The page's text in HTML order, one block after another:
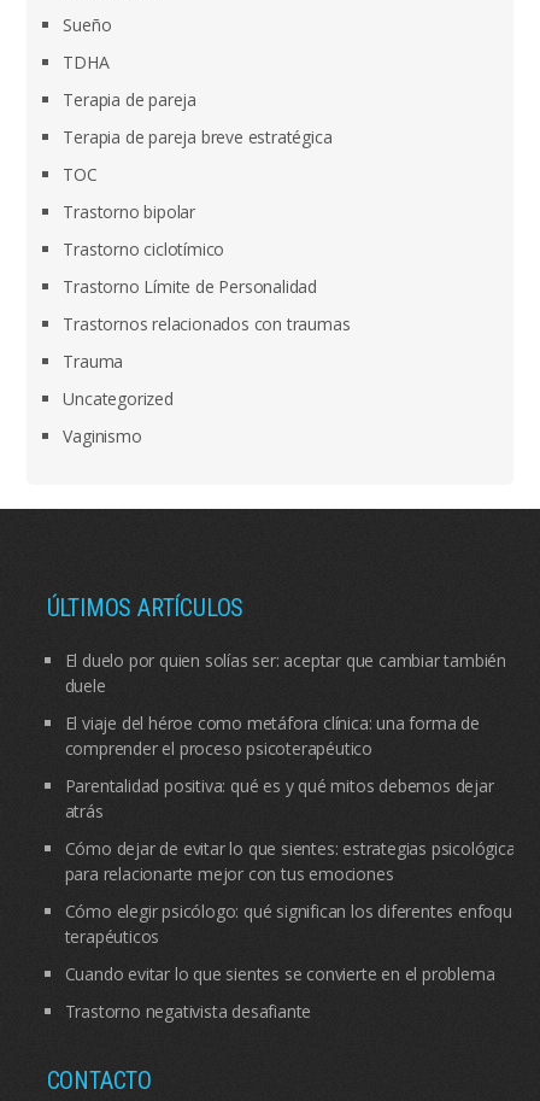
Sueño
TDHA
Terapia de pareja
Terapia de pareja breve estratégica
TOC
Trastorno bipolar
Trastorno ciclotímico
Trastorno Límite de Personalidad
Trastornos relacionados con traumas
Trauma
Uncategorized
Vaginismo
ÚLTIMOS ARTÍCULOS
El duelo por quien solías ser: aceptar que cambiar también
duele
El viaje del héroe como metáfora clínica: una forma de
comprender el proceso psicoterapéutico
Parentalidad positiva: qué es y qué mitos debemos dejar
atrás
Cómo dejar de evitar lo que sientes: estrategias psicológicas
para relacionarte mejor con tus emociones
Cómo elegir psicólogo: qué significan los diferentes enfoques
terapéuticos
Cuando evitar lo que sientes se convierte en el problema
Trastorno negativista desafiante
CONTACTO